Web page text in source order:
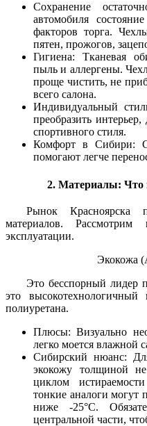
Сохранение
автомобиля
факторов торга.
пятен, прожогов,
Гигиена: Тканевая
пыль и аллергены.
проще чистить, не
всего салона.
Индивидуальный
преобразить
спортивного стиля.
Комфорт в Сибири:
помогают легче
2. Материалы: Что
Рынок Красноярска
материалов.
эксплуатации.
Экокожа
Это бесспорный лидер
это
полиуретана.
Плюсы: Визуально
легко моется влажной
Сибирский нюанс:
экокожу толщиной
циклом
тонкие аналоги могут
ниже -25°C.
центральной части,